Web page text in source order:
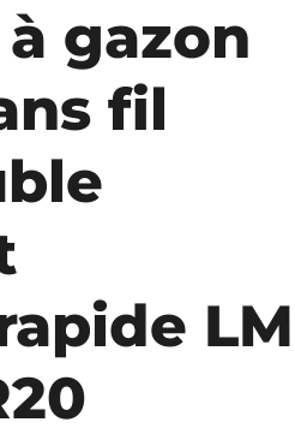
gazon
fil
LM